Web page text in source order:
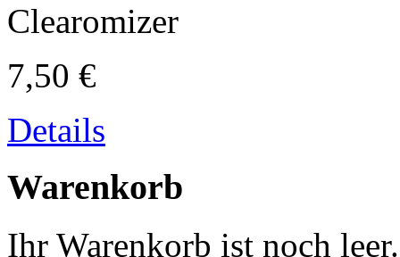
Clearomizer
7,50 €
Details
Warenkorb
Ihr Warenkorb ist noch leer.